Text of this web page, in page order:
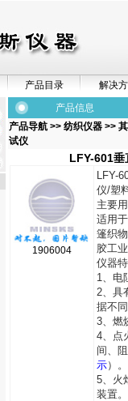
产品目录 解决
产品信息
产品导航 >> 纺织仪器 >>
试仪
LFY-601垂
1906004
LFY-
仪/塑
主要
适用
篷织
胶工
仪器
1、电
2、具
据不
3、燃
4、点
间、
示）。
5、火
装置。